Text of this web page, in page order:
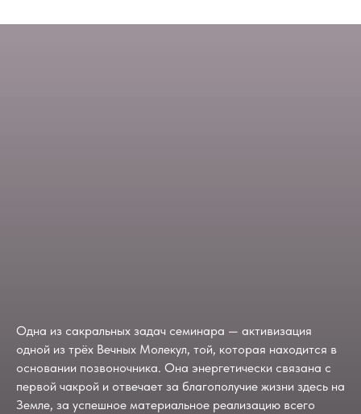
Одна из сакральных задач семинара — активизация
одной из трёх Вечных Молекул, той, которая находится в
основании позвоночника. Она энергетически связана с
первой чакрой и отвечает за благополучие жизни здесь на
Земле, за успешное материальное реализацию всего